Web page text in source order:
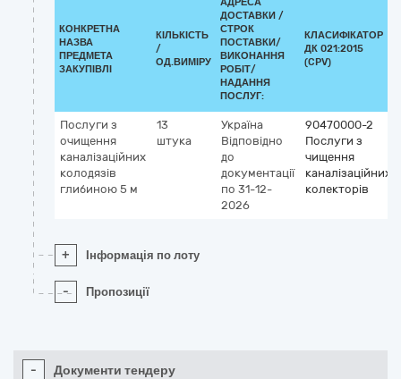
КОНКРЕТНА
НАЗВА
ПРЕДМЕТА
ЗАКУПІВЛІ
КІЛЬКІСТЬ
/
ОД.ВИМІРУ
ДОСТАВКИ /
СТРОК
ПОСТАВКИ/
ВИКОНАННЯ
РОБІТ/
НАДАННЯ
ПОСЛУГ:
КЛАСИФІКАТОР
ДК 021:2015
(CPV)
Послуги з
очищення
каналізаційних
колодязів
глибиною 5 м
13
штука
Україна
Відповідно
до
документації
по 31-12-
2026
90470000-2
Послуги з
чищення
каналізаційних
колекторів
+ Інформація по лоту
- Пропозиції
- Документи тендеру